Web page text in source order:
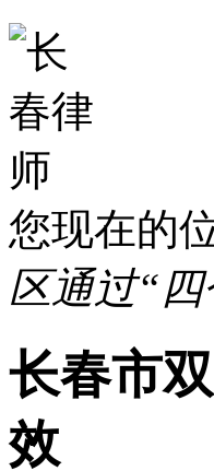
您现在的
区通过“
长春市
效